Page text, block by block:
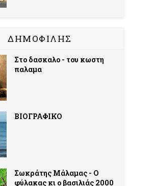
ΔΗΜΟΦΙΛΗΣ
Στο δασκαλο - του κωστη
παλαμα
ΒΙΟΓΡΑΦΙΚΟ
Σωκράτης Μάλαμας - Ο
φύλακας κι ο βασιλιάς 2000